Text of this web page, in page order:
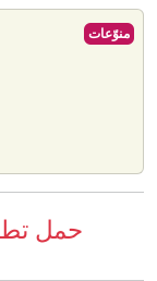
منوّعات
حمل